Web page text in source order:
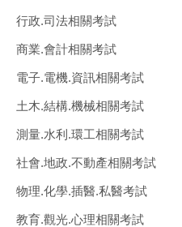
行政.司法相關考試
商業.會計相關考試
電子.電機.資訊相關考試
土木.結構.機械相關考試
測量.水利.環工相關考試
社會.地政.不動產相關考試
物理.化學.插醫.私醫考試
教育.觀光.心理相關考試